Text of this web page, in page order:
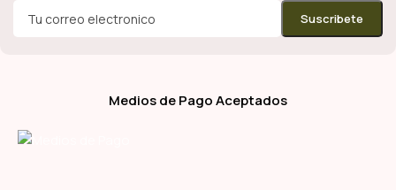
Medios de Pago Aceptados